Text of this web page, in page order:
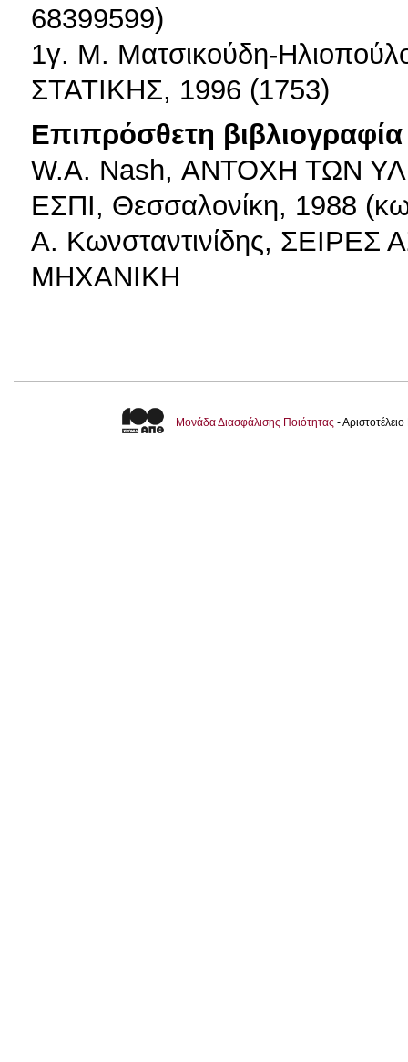
68399599)
1γ. Μ. Ματσικούδη-
ΣΤΑΤΙΚΗΣ, 1996 (1753)
Επιπρόσθετη βιβλιογραφία
W.A. Nash, ΑΝΤΟΧΗ ΤΩΝ
ΕΣΠΙ, Θεσσαλονίκη, 1988
Α. Κωνσταντινίδης,
ΜΗΧΑΝΙΚΗ
Μονάδα Διασφάλισης Ποιότητας -